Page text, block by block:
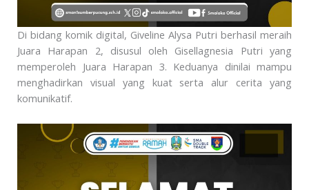
Di bidang komik digital, Giveline Alysa Putri berhasil meraih
Juara Harapan 2, disusul oleh Gisellagnesia Putri yang
memperoleh Juara Harapan 3. Keduanya dinilai mampu
menghadirkan visual yang kuat serta alur cerita yang
komunikatif.